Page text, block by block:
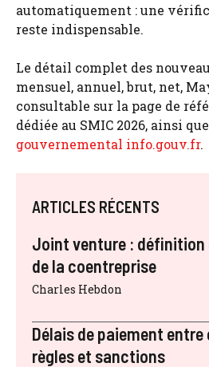
automatiquement : une
reste indispensable.
Le détail complet des
mensuel, annuel, brut, net,
consultable sur la page de
dédiée au SMIC 2026, ainsi
gouvernemental info.gouv.fr.
ARTICLES RÉCENTS
Joint venture : définition
de la coentreprise
Charles Hebdon
Délais de paiement
règles et sanctions